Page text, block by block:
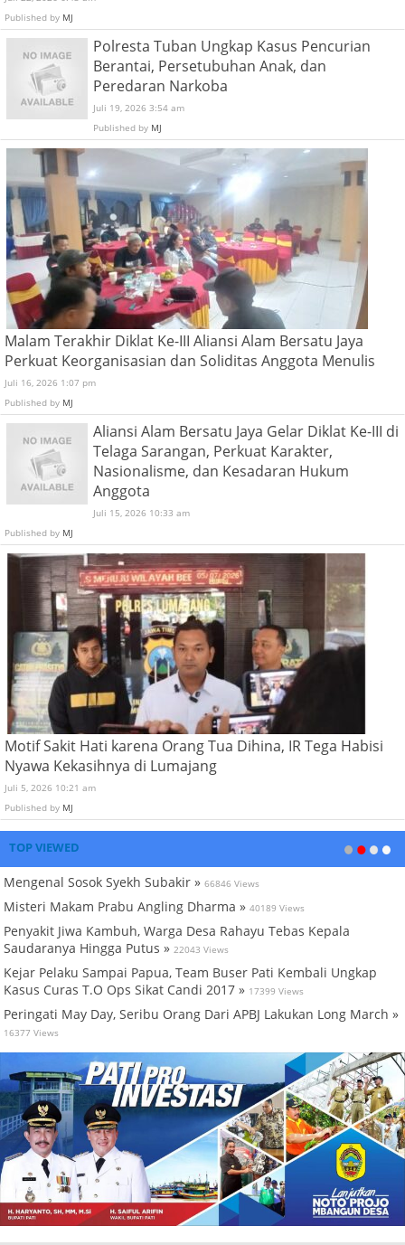
Published by MJ
Polresta Tuban Ungkap Kasus Pencurian
Berantai, Persetubuhan Anak, dan
Peredaran Narkoba
Juli 19, 2026 3:54 am
Published by MJ
Malam Terakhir Diklat Ke-III Aliansi Alam Bersatu Jaya
Perkuat Keorganisasian dan Soliditas Anggota Menulis
Juli 16, 2026 1:07 pm
Published by MJ
Aliansi Alam Bersatu Jaya Gelar Diklat Ke-III di
Telaga Sarangan, Perkuat Karakter,
Nasionalisme, dan Kesadaran Hukum
Anggota
Juli 15, 2026 10:33 am
Published by MJ
Motif Sakit Hati karena Orang Tua Dihina, IR Tega Habisi
Nyawa Kekasihnya di Lumajang
Juli 5, 2026 10:21 am
Published by MJ
TOP VIEWED
Mengenal Sosok Syekh Subakir » 66846 Views
Misteri Makam Prabu Angling Dharma » 40189 Views
Penyakit Jiwa Kambuh, Warga Desa Rahayu Tebas Kepala
Saudaranya Hingga Putus » 22043 Views
Kejar Pelaku Sampai Papua, Team Buser Pati Kembali Ungkap
Kasus Curas T.O Ops Sikat Candi 2017 » 17399 Views
Peringati May Day, Seribu Orang Dari APBJ Lakukan Long March »
16377 Views